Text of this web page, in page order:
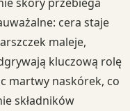
cera staje
maleje,
kluczową rolę
martwy naskórek, co
składników